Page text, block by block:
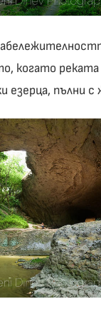
когато реката
езерца, пълни с